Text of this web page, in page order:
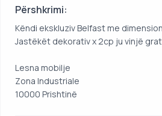
Përshkrimi:
Këndi ekskluziv Belfast me
Jastëkët dekorativ x 2cp ju vinjë
Lesna mobilje
Zona Industriale
10000 Prishtinë